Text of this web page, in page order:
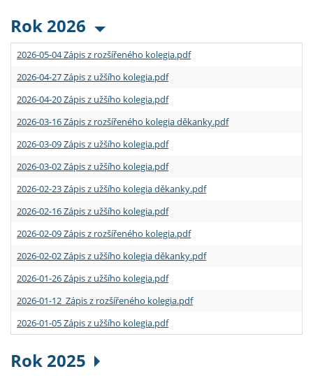
Rok 2026
2026-05-04 Zápis z rozšířeného kolegia.pdf
2026-04-27 Zápis z užšího kolegia.pdf
2026-04-20 Zápis z užšího kolegia.pdf
2026-03-16 Zápis z rozšířeného kolegia děkanky.pdf
2026-03-09 Zápis z užšího kolegia.pdf
2026-03-02 Zápis z užšího kolegia.pdf
2026-02-23 Zápis z užšího kolegia děkanky.pdf
2026-02-16 Zápis z užšího kolegia.pdf
2026-02-09 Zápis z rozšířeného kolegia.pdf
2026-02-02 Zápis z užšího kolegia děkanky.pdf
2026-01-26 Zápis z užšího kolegia.pdf
2026-01-12 Zápis z rozšířeného kolegia.pdf
2026-01-05 Zápis z užšího kolegia.pdf
Rok 2025